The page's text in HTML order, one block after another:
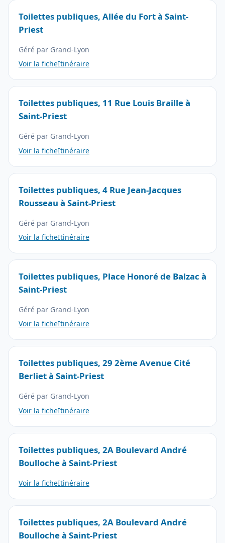
Toilettes publiques, Allée du Fort à Saint-
Priest
Géré par Grand-Lyon
Voir la ficheItinéraire
Toilettes publiques, 11 Rue Louis Braille à
Saint-Priest
Géré par Grand-Lyon
Voir la ficheItinéraire
Toilettes publiques, 4 Rue Jean-Jacques
Rousseau à Saint-Priest
Géré par Grand-Lyon
Voir la ficheItinéraire
Toilettes publiques, Place Honoré de Balzac à
Saint-Priest
Géré par Grand-Lyon
Voir la ficheItinéraire
Toilettes publiques, 29 2ème Avenue Cité
Berliet à Saint-Priest
Géré par Grand-Lyon
Voir la ficheItinéraire
Toilettes publiques, 2A Boulevard André
Boulloche à Saint-Priest
Voir la ficheItinéraire
Toilettes publiques, 2A Boulevard André
Boulloche à Saint-Priest